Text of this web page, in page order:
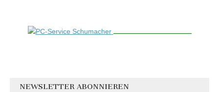
NEWSLETTER ABONNIEREN